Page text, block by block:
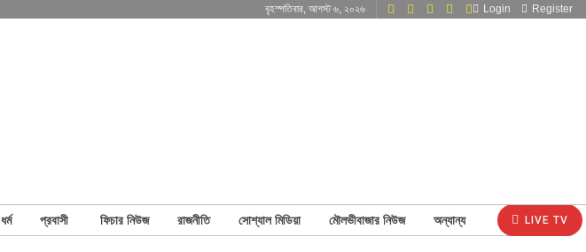
বৃহস্পতিবার, আগস্ট ৬, ২০২৬ Login Register
ধর্ম প্রবাসী ফিচার নিউজ রাজনীতি সোশ্যাল মিডিয়া মৌলভীবাজার নিউজ অন্যান্য LIVE TV